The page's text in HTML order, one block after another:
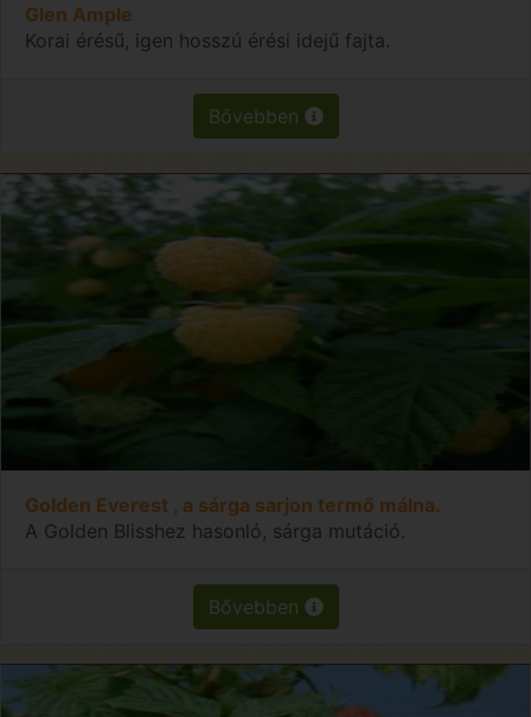
Glen Ample
Korai érésű, igen hosszú érési idejű fajta.
Bővebben
Golden Everest , a sárga sarjon termő málna.
A Golden Blisshez hasonló, sárga mutáció.
Bővebben